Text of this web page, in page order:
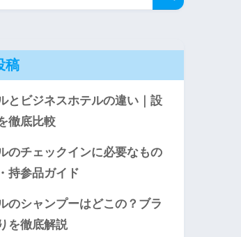
稿
とビジネスホテルの違い｜設
徹底比較
のチェックインに必要なもの
持参品ガイド
のシャンプーはどこの？ブラ
を徹底解説